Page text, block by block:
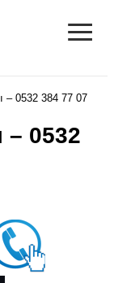
≡
– 0532 384 77 07
– 0532